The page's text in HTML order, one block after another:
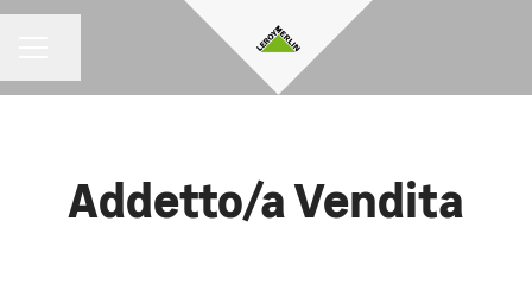
Addetto/a Vendita